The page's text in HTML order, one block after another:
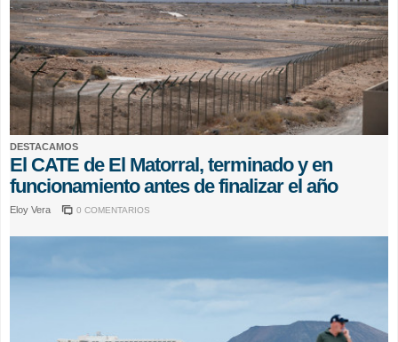
DESTACAMOS
El CATE de El Matorral, terminado y en
funcionamiento antes de finalizar el año
Eloy Vera 0 COMENTARIOS